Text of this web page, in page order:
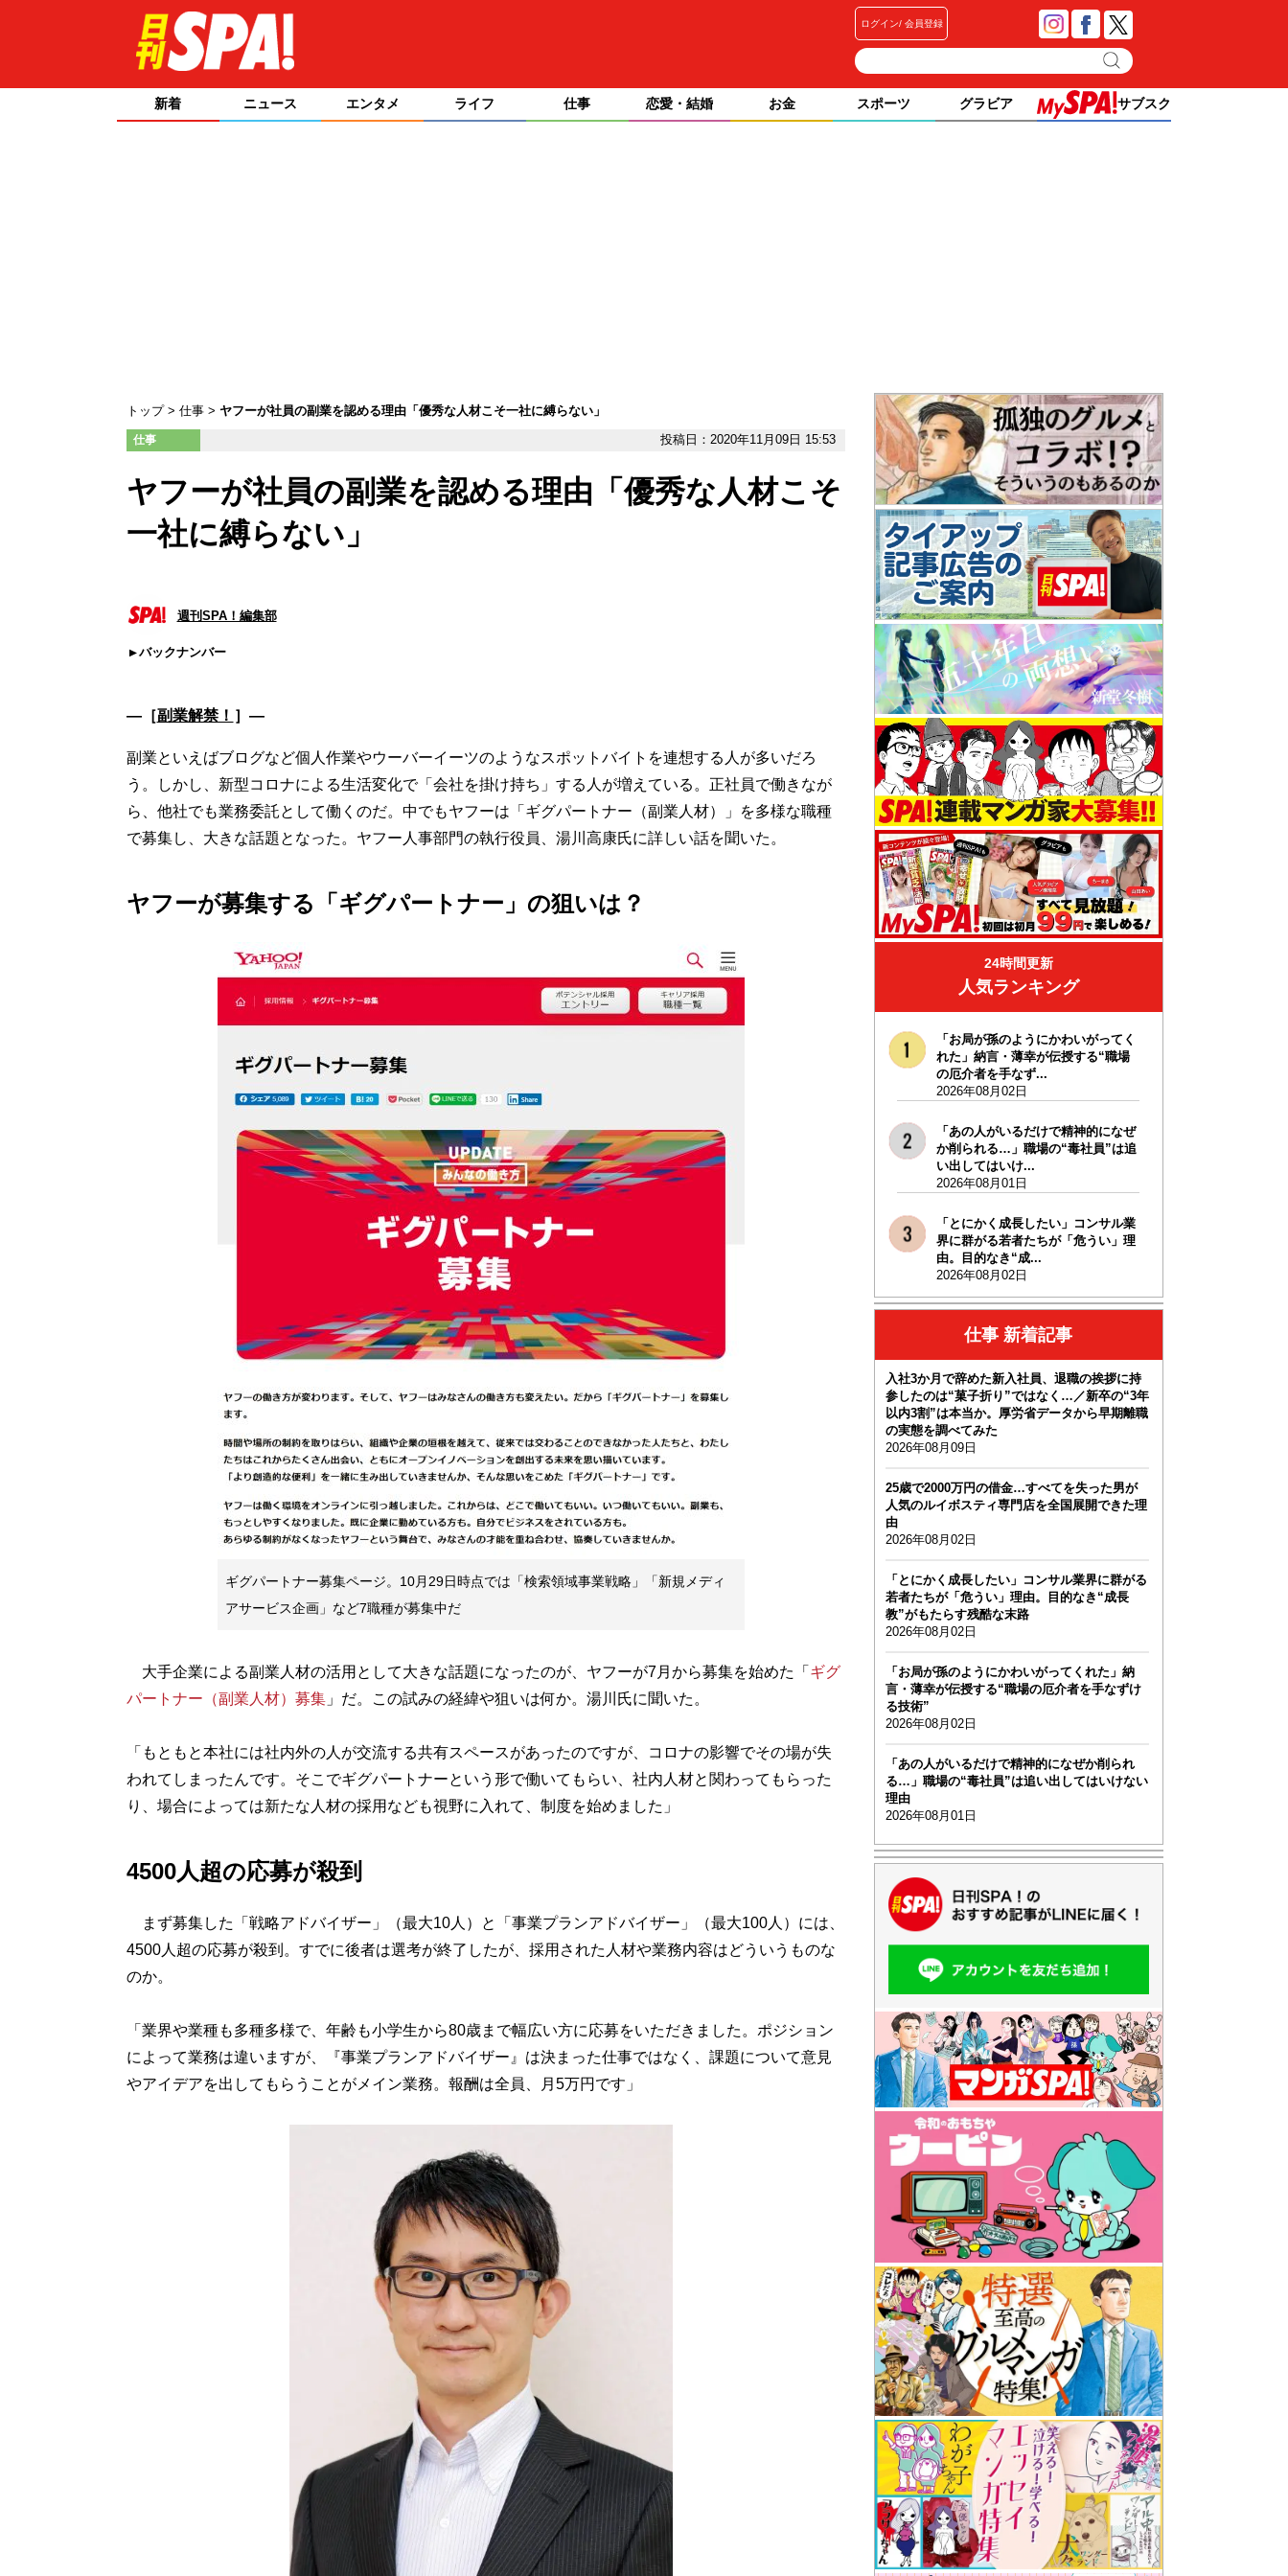
ログイン 会員登録
新着 ニュース エンタメ ライフ 仕事 恋愛・結婚 お金 スポーツ グラビア サブスク
トップ 仕事 ヤフーが社員の副業を認める理由「優秀な人材こそ一社に縛らない」
仕事 投稿日：2020年11月09日 15:53
ヤフーが社員の副業を認める理由「優秀な人材こそ
一社に縛らない」
週刊SPA！編集部
バックナンバー
―［副業解禁！ ］―
副業といえばブログなど個人作業やウーバーイーツのようなスポットバイトを連想する人が多いだろ
う。しかし、新型コロナによる生活変化で「会社を掛け持ち」する人が増えている。正社員で働きなが
ら、他社でも業務委託として働くのだ。中でもヤフーは「ギグパートナー（副業人材）」を多様な職種
で募集し、大きな話題となった。ヤフー人事部門の執行役員、湯川高康氏に詳しい話を聞いた。
ヤフーが募集する「ギグパートナー」の狙いは？
ギグパートナー募集ページ。10月29日時点では「検索領域事業戦略」「新規メディ
アサービス企画」など7職種が募集中だ
大手企業による副業人材の活用として大きな話題になったのが、ヤフーが7月から募集を始めた「 ギグ
パートナー（副業人材）募集」だ。この試みの経緯や狙いは何か。湯川氏に聞いた。
「もともと本社には社内外の人が交流する共有スペースがあったのですが、コロナの影響でその場が失
われてしまったんです。そこでギグパートナーという形で働いてもらい、社内人材と関わってもらった
り、場合によっては新たな人材の採用なども視野に入れて、制度を始めました」
4500人超の応募が殺到
まず募集した「戦略アドバイザー」（最大10人）と「事業プランアドバイザー」（最大100人）には、
4500人超の応募が殺到。すでに後者は選考が終了したが、採用された人材や業務内容はどういうものな
のか。
「業界や業種も多種多様で、年齢も小学生から80歳まで幅広い方に応募をいただきました。ポジション
によって業務は違いますが、『事業プランアドバイザー』は決まった仕事ではなく、課題について意見
やアイデアを出してもらうことがメイン業務。報酬は全員、月5万円です」
24時間更新
人気ランキング
「お局が孫のようにかわいがってく
れた」納言・薄幸が伝授する“職場
の厄介者を手なず...
2026年08月02日
「あの人がいるだけで精神的になぜ
か削られる…」職場の“毒社員”は追
い出してはいけ...
2026年08月01日
「とにかく成長したい」コンサル業
界に群がる若者たちが「危うい」理
由。目的なき“成...
2026年08月02日
仕事 新着記事
入社3か月で辞めた新入社員、退職の挨拶に持
参したのは“菓子折り”ではなく…／新卒の“3年
以内3割”は本当か。厚労省データから早期離職
の実態を調べてみた
2026年08月09日
25歳で2000万円の借金…すべてを失った男が
人気のルイボスティ専門店を全国展開できた理
由
2026年08月02日
「とにかく成長したい」コンサル業界に群がる
若者たちが「危うい」理由。目的なき“成長
教”がもたらす残酷な末路
2026年08月02日
「お局が孫のようにかわいがってくれた」納
言・薄幸が伝授する“職場の厄介者を手なずけ
る技術”
2026年08月02日
「あの人がいるだけで精神的になぜか削られ
る…」職場の“毒社員”は追い出してはいけない
理由
2026年08月01日